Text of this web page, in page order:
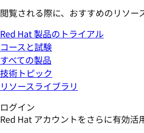
閲覧される際に、おすすめのリソー
Red Hat 製品のトライアル
コースと試験
すべての製品
技術トピック
リソースライブラリ
ログイン
Red Hat アカウントをさらに有効活